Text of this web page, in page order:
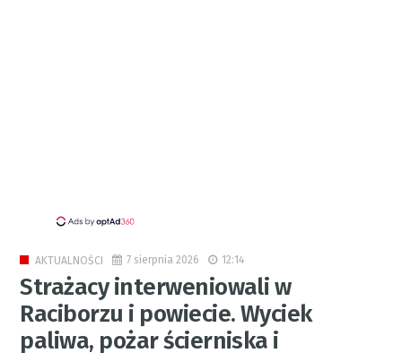
AKTUALNOŚCI 7 sierpnia 2026 12:14
Strażacy interweniowali w
Raciborzu i powiecie. Wyciek
paliwa, pożar ścierniska i